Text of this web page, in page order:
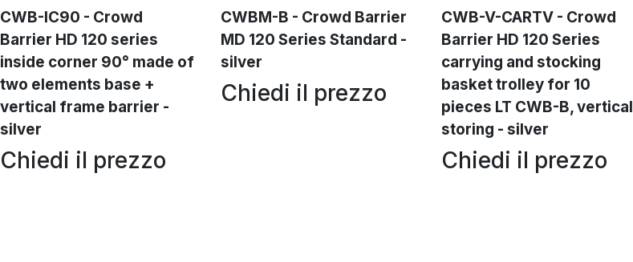
CWB-IC90 - Crowd
Barrier HD 120 series
inside corner 90° made of
two elements base +
vertical frame barrier -
silver
Chiedi il prezzo
CWBM-B - Crowd Barrier
MD 120 Series Standard -
silver
Chiedi il prezzo
CWB-V-CARTV - Crowd
Barrier HD 120 Series
carrying and stocking
basket trolley for 10
pieces LT CWB-B, vertical
storing - silver
Chiedi il prezzo